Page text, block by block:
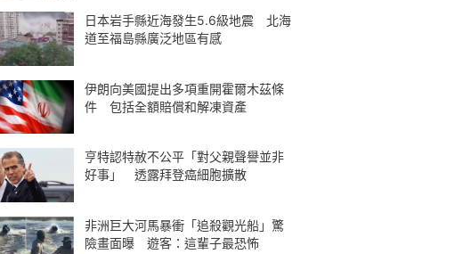
日本岩手縣近海發生5.6級地震 北海
道至福島縣廣泛地區有感
伊朗向美國提出多項重開霍爾木茲條
件 包括全額賠償和解凍資產
亨特認特赦不公平「對父親聲譽並非
好事」 透露拜登癌細胞擴散
非洲巨大河馬暴衝「追殺觀光船」驚
險畫面曝 遊客：這輩子最恐怖